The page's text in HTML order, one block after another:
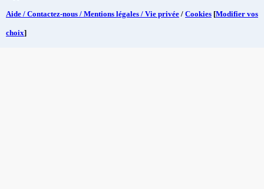
Aide / Contactez-nous / Mentions légales / Vie privée / Cookies [Modifier vos
choix]